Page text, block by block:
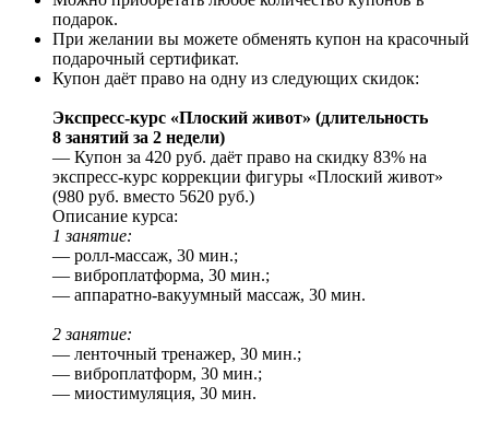
подарок.
При желании вы можете обменять купон на красочный
подарочный сертификат.
Купон даёт право на одну из следующих скидок:
Экспресс-курс «Плоский живот» (длительность
8 занятий за 2 недели)
— Купон за 420 руб. даёт право на скидку 83% на
экспресс-курс коррекции фигуры «Плоский живот»
(980 руб. вместо 5620 руб.)
Описание курса:
1 занятие:
— ролл-массаж, 30 мин.;
— виброплатформа, 30 мин.;
— аппаратно-вакуумный массаж, 30 мин.
2 занятие:
— ленточный тренажер, 30 мин.;
— виброплатформ, 30 мин.;
— миостимуляция, 30 мин.